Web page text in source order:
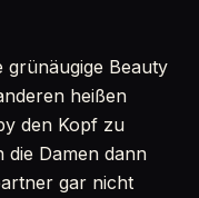
grünäugige Beauty
heißen
den Kopf zu
Damen dann
gar nicht